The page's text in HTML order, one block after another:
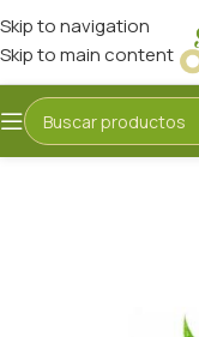
Skip to navigation
Skip to main content